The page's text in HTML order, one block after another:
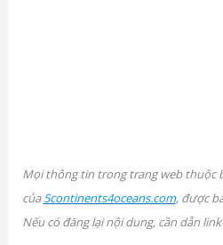
Mọi thông tin trong trang web thuộc
của5continents4oceans.com, được
Nếu có đăng lại nội dung, cần dẫn